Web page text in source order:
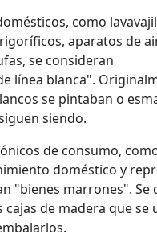
como
aparatos de
se consideran
línea blanca".
se pintaban o
siendo.
de consumo,
doméstico y
"bienes marrones". Se
cajas de madera que se